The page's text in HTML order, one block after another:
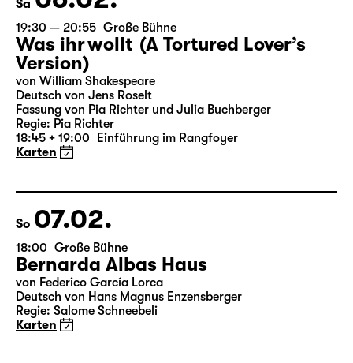
Sa 06.02.
19:30 — 20:55 Große Bühne
Was ihr wollt (A Tortured Lover’s
Version)
von William Shakespeare
Deutsch von Jens Roselt
18:45 + 19:00 Einführung im Rangfoyer
Karten
So 07.02.
18:00 Große Bühne
Bernarda Albas Haus